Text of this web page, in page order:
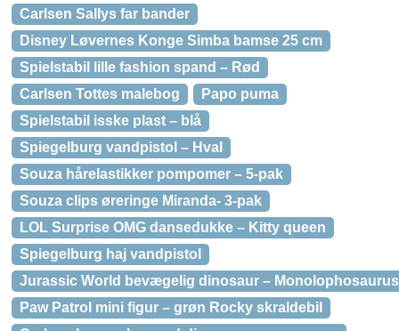
Carlsen Sallys far bander
Disney Løvernes Konge Simba bamse 25 cm
Spielstabil lille fashion spand – Rød
Carlsen Tottes malebog
Papo puma
Spielstabil isske plast – blå
Spiegelburg vandpistol – Hval
Souza hårelastikker pompomer – 5-pak
Souza clips øreringe Miranda- 3-pak
LOL Surprise OMG dansedukke – Kitty queen
Spiegelburg haj vandpistol
Jurassic World bevægelig dinosaur – Monolophosaurus
Paw Patrol mini figur – grøn Rocky skraldebil